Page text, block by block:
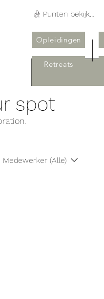
Opleidingen
Retreats
Punten bekijken
spot
Medewerker (Alle)